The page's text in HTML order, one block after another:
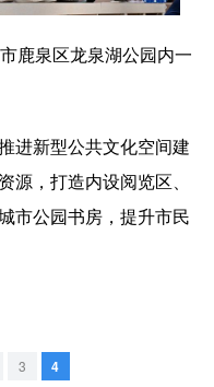
银龄 溯源中国
能源 会展
亚太网 上市公司
上海
泉区龙泉湖公园内一
新型公共文化空间建
，打造内设阅览区、
市公园书房，提升市民
3 4